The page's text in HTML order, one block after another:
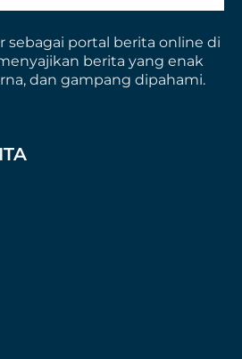
sebagai portal berita online di
berita yang enak
dan gampang dipahami.